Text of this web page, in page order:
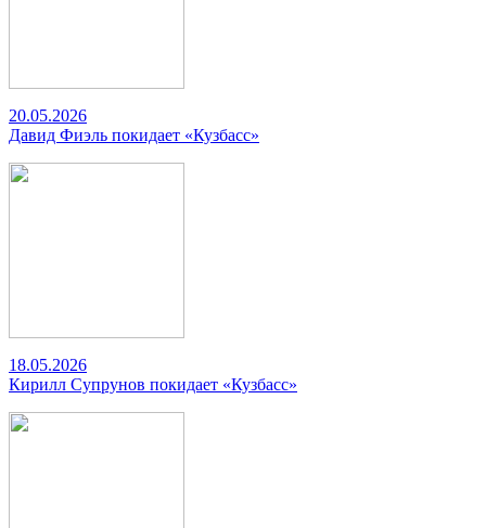
20.05.2026
Давид Фиэль покидает «Кузбасс»
18.05.2026
Кирилл Супрунов покидает «Кузбасс»